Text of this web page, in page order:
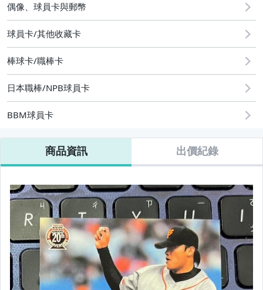
偶像、球員卡與郵幣
球員卡/其他收藏卡
棒球卡/職棒卡
日本職棒/NPB球員卡
BBM球員卡
商品資訊 出價紀錄